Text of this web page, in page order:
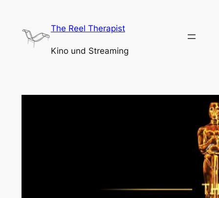
springen
The Reel Therapist
Kino und Streaming